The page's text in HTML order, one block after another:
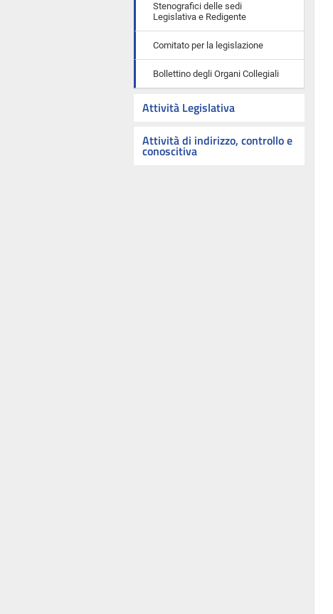
Stenografici delle sedi
Legislativa e Redigente
Comitato per la legislazione
Bollettino degli Organi Collegiali
Attività Legislativa
Attività di indirizzo, controllo e
conoscitiva